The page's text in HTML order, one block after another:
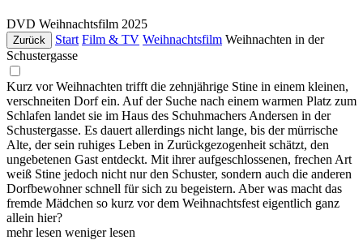
DVD Weihnachtsfilm 2025
Zurück Start Film & TV Weihnachtsfilm Weihnachten in der
Schustergasse
Kurz vor Weihnachten trifft die zehnjährige Stine in einem kleinen,
verschneiten Dorf ein. Auf der Suche nach einem warmen Platz zum
Schlafen landet sie im Haus des Schuhmachers Andersen in der
Schustergasse. Es dauert allerdings nicht lange, bis der mürrische
Alte, der sein ruhiges Leben in Zurückgezogenheit schätzt, den
ungebetenen Gast entdeckt. Mit ihrer aufgeschlossenen, frechen Art
weiß Stine jedoch nicht nur den Schuster, sondern auch die anderen
Dorfbewohner schnell für sich zu begeistern. Aber was macht das
fremde Mädchen so kurz vor dem Weihnachtsfest eigentlich ganz
allein hier?
mehr lesen weniger lesen